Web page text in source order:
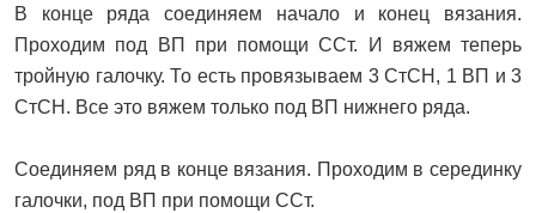
В конце ряда соединяем начало и конец вязания.
Проходим под ВП при помощи ССт. И вяжем теперь
тройную галочку. То есть провязываем 3 СтСН, 1 ВП и 3
СтСН. Все это вяжем только под ВП нижнего ряда.
Соединяем ряд в конце вязания. Проходим в серединку
галочки, под ВП при помощи ССт.